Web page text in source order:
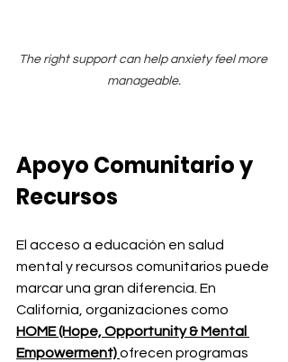
The right support can help anxiety feel more
manageable.
Apoyo Comunitario y
Recursos
El acceso a educación en salud
mental y recursos comunitarios puede
marcar una gran diferencia. En
California, organizaciones como
HOME (Hope, Opportunity & Mental
Empowerment)ofrecen programas